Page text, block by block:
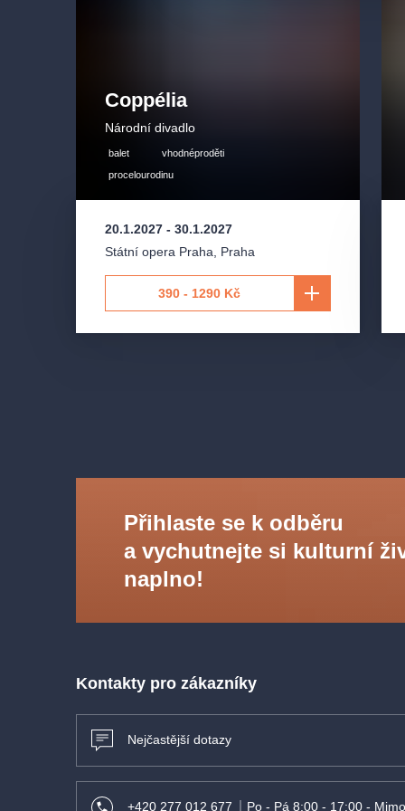
Překlad: Michal Sieczkowski,
Režie:Anna Klimešová
Scéna:Mikoláš Zika
Kostýmy:Klára Fleková
Coppélia
Národní divadlo
balet
vhodnéproděti
procelourodinu
20.1.2027 - 30.1.2027
Státní opera Praha
Praha
390 - 1290 Kč
Přihlaste se k odběru
a vychutnejte si kulturní
naplno!
Kontakty pro zákazníky
Nejčastější dotazy
+420 277 012 677 Po - Pá 8:00 - 17:00 -